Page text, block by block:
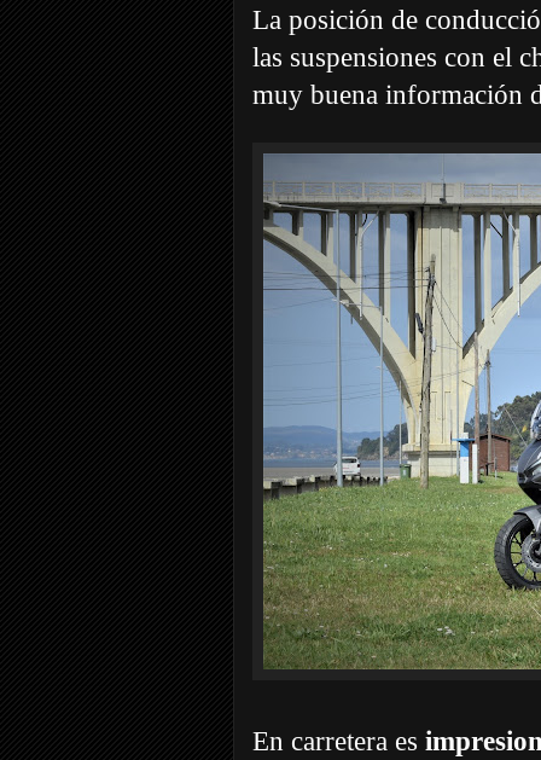
La posición de
las suspensiones con el
muy buena información
En carretera es